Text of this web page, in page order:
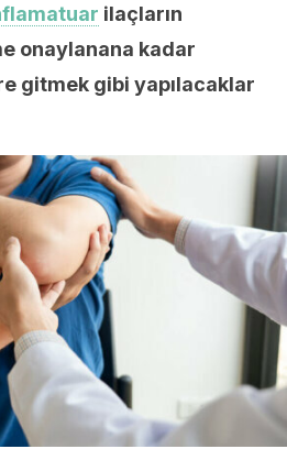
ilaçların
onaylanana kadar
gitmek gibi yapılacaklar